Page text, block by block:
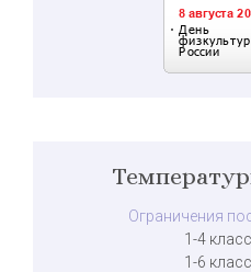
Ограничения
1-4
1-6